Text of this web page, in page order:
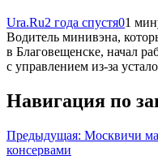
Ura.Ru2 года спустя01
Водитель минивэна,
в Благовещенске, начал
с управлением из-за
Навигация по
Предыдущая: Москвичи
консервами